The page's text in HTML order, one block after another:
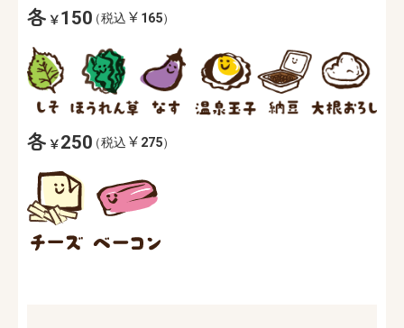
各
150（税込 165）
各 250（税込 275）